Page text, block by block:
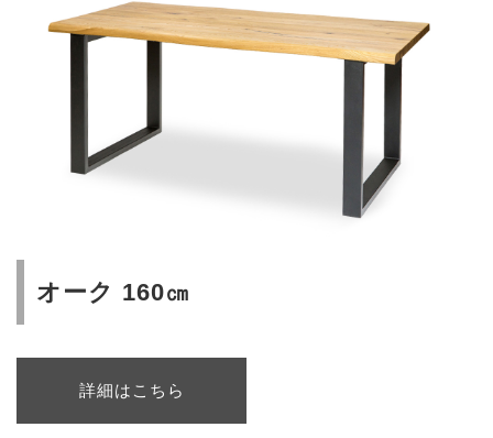
オーク 160㎝
詳細はこちら